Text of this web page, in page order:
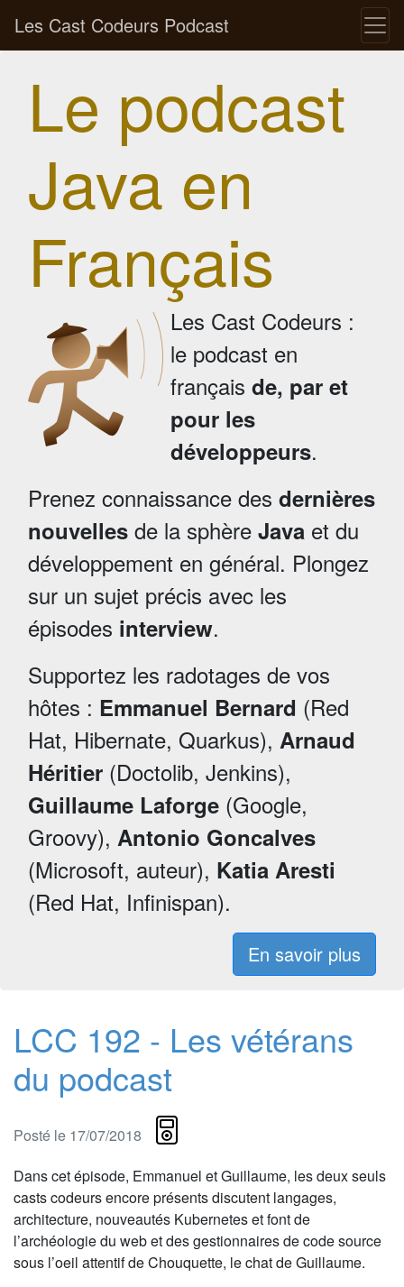
Les Cast Codeurs Podcast
Le podcast
Java en
Français
Les Cast Codeurs :
le podcast en
français de, par et
pour les
développeurs.
Prenez connaissance des dernières
nouvelles de la sphère Java et du
développement en général. Plongez
sur un sujet précis avec les
épisodes interview.
Supportez les radotages de vos
hôtes : Emmanuel Bernard (Red
Hat, Hibernate, Quarkus), Arnaud
Héritier (Doctolib, Jenkins),
Guillaume Laforge (Google,
Groovy), Antonio Goncalves
(Microsoft, auteur), Katia Aresti
(Red Hat, Infinispan).
En savoir plus
LCC 192 - Les vétérans
du podcast
Posté le 17/07/2018
Dans cet épisode, Emmanuel et Guillaume, les deux seuls
casts codeurs encore présents discutent langages,
architecture, nouveautés Kubernetes et font de
l’archéologie du web et des gestionnaires de code source
sous l’oeil attentif de Chouquette, le chat de Guillaume.